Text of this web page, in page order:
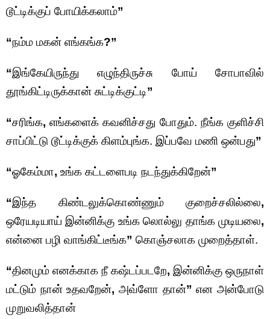
டூட்டிக்குப் போயிக்கலாம்”
“நம்ம மகன் எங்கங்க?”
“இங்கேயிருந்து எழுந்திருச்சு போய் சோபாவில்
தூங்கிட்டிருக்கான் சுட்டிக்குட்டி”
“சரிங்க,எங்களைக் கவனிச்சது போதும். நீங்க குளிச்சி
சாப்பிட்டு டூட்டிக்குக் கிளம்புங்க. இப்பவே மணி ஒன்பது”
“ஓகேம்மா, உங்க கட்டளைபடி நடந்துக்கிறேன்”
“இந்த கிண்டலுக்கொண்ணும் குறைச்சலில்லை,
ஒரேயடியாய் இன்னிக்கு உங்க லொல்லு தாங்க முடியலை,
என்னை பழி வாங்கிட்டீங்க” கொஞ்சலாக முறைத்தாள்.
“தினமும் எனக்காக நீ கஷ்டப்படறே, இன்னிக்கு ஒருநாள்
மட்டும் நான் உதவறேன்,அவ்ளோ தான்”என அன்போடு
முறுவலித்தான்